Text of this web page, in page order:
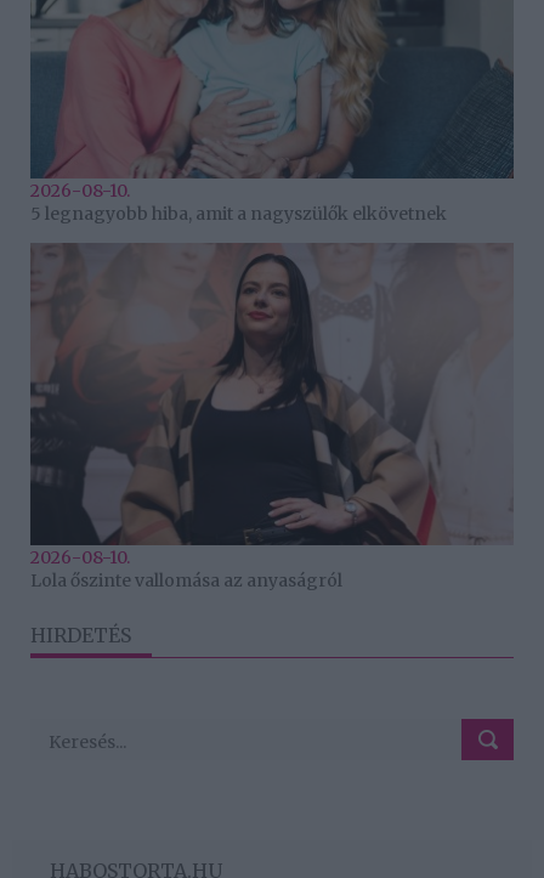
2026-08-10.
5 legnagyobb hiba, amit a nagyszülők elkövetnek
2026-08-10.
Lola őszinte vallomása az anyaságról
HIRDETÉS
HABOSTORTA.HU